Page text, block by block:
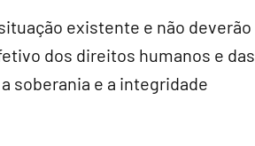
existente e não deverão
dos direitos humanos e das
soberania e a integridade